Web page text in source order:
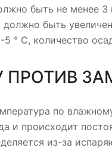
быть не менее
должно быть
° C, количество
по
и происходит
из-за